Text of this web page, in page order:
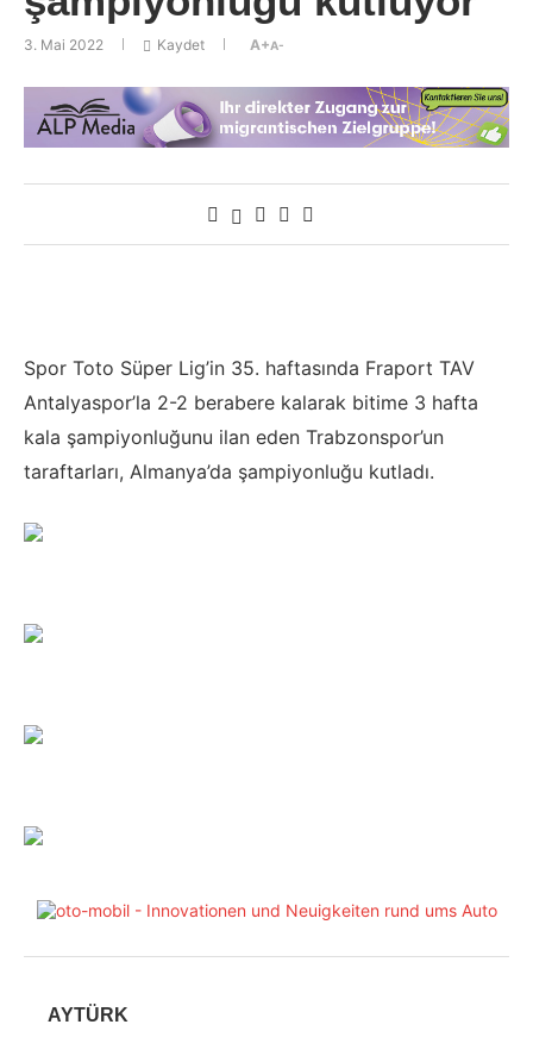
3. Mai 2022 Kaydet A+A-
Spor Toto Süper Lig’in 35. haftasında Fraport TAV
Antalyaspor’la 2-2 berabere kalarak bitime 3 hafta
kala şampiyonluğunu ilan eden Trabzonspor’un
taraftarları, Almanya’da şampiyonluğu kutladı.
AYTÜRK